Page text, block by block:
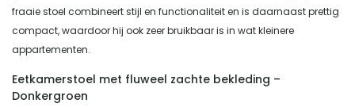
fraaie stoel combineert stijl en functionaliteit en is daarnaast prettig
compact, waardoor hij ook zeer bruikbaar is in wat kleinere
appartementen.
Eetkamerstoel met fluweel zachte bekleding –
Donkergroen